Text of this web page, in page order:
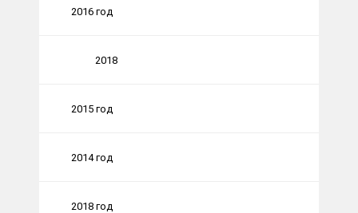
2016 год
2018
2015 год
2014 год
2018 год